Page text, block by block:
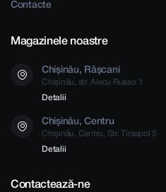
Contacte
Magazinele noastre
Chișinău, Râșcani
Chișinău, str. Alecu Russo 1
Detalii
Chișinău, Centru
Chișinău, Centru, Str. Tiraspol 5
Detalii
Contactează-ne